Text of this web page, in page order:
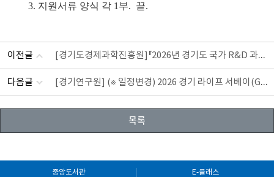
3. 지원서류 양식 각 1부. 끝.
이전글 [경기도경제과학진흥원]『2026년 경기도 국가 R&D 과제
다음글 [경기연구원] (※ 일정변경) 2026 경기 라이프 서베이
목록
중앙도서관 E-클래스